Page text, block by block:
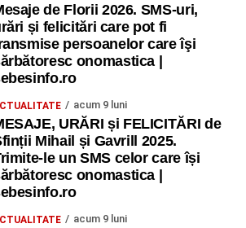
de Florii 2026. SMS-uri,
și felicitări care pot fi
persoanelor care îşi
onomastica |
acum 9 luni
URĂRI și FELICITĂRI de
Mihail și Gavrill 2025.
le un SMS celor care își
onomastica |
acum 9 luni